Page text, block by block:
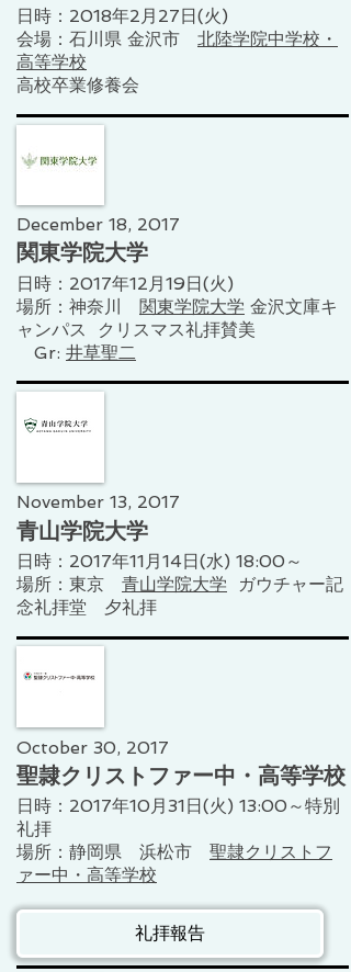
日時：2018年2月27日(火)​
​会場：石川県 金沢市 北陸学院​中学校・
高等学校
高校卒業修養会
December 18, 2017
関東学院大学
​日時：2017年12月19日(火)
​場所：神奈川 関東学院大学 金沢文庫キ
ャンパス​​​​ クリスマス礼拝賛美
Gr: 井草聖二
November 13, 2017
青山学院大学
日時：2017年11月14日(水) 18:00～
​場所：東京 青山学院大学 ガウチャー記
念礼拝堂 夕礼拝​​
October 30, 2017
聖隷クリストファー中・高等学校
日時：2017年10月31日(火) 13:00～​特別
礼拝
​場所：静岡県 浜松市 聖隷クリストフ
ァー中・高等学校
礼拝報告